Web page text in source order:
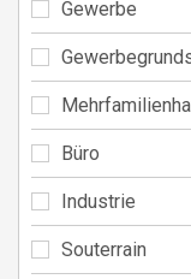
Gewerbe
Büro
Industrie
Souterrain